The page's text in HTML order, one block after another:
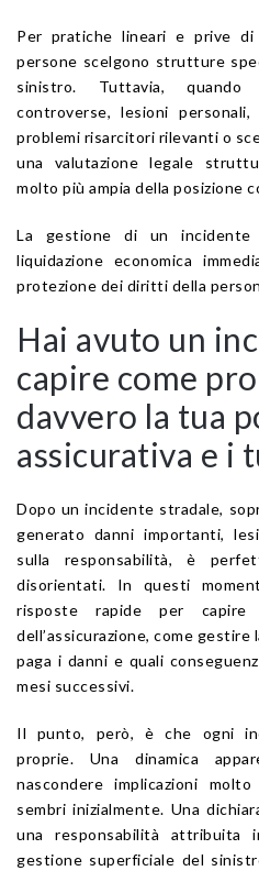
Per pratiche lineari e prive
persone scelgono strutture
sinistro. Tuttavia, quando
controverse, lesioni
problemi risarcitori rilevanti o
una valutazione legale
molto più ampia della posizione
La gestione di un
liquidazione economica
protezione dei diritti della
Hai avuto un
capire come
davvero la tua
assicurativa e i
Dopo un incidente stradale,
generato danni importanti,
sulla responsabilità, è
disorientati. In questi
risposte rapide per capire
dell’assicurazione, come
paga i danni e quali
mesi successivi.
Il punto, però, è che ogni
proprie. Una dinamica
nascondere implicazioni
sembri inizialmente. Una
una responsabilità
gestione superficiale del